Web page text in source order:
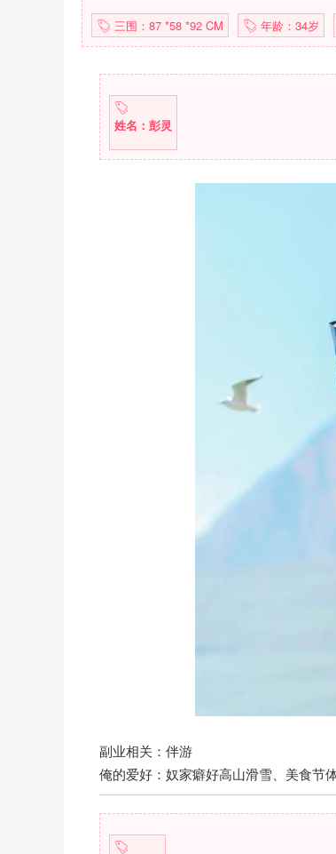
三围：87 *58 *92 CM 年龄：34岁
姓名：彭灵
副业相关：伴游
俺的爱好：奴家癖好高山滑雪、美食节